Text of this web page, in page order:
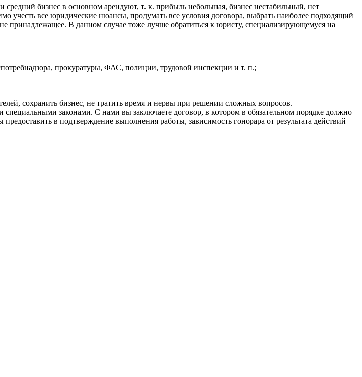
бизнес в основном арендуют, т. к. прибыль небольшая, бизнес нестабильный, нет
все юридические нюансы, продумать все условия договора, выбрать наиболее подходящий
В данном случае тоже лучше обратиться к юристу, специализирующемуся на
прокуратуры, ФАС, полиции, трудовой инспекции и т. п.;
сохранить бизнес, не тратить время и нервы при решении сложных вопросов.
законами. С нами вы заключаете договор, в котором в обязательном порядке должно
в подтверждение выполнения работы, зависимость гонорара от результата действий